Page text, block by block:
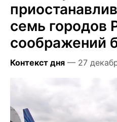
семь городов
соображений
Контекст дня — 27